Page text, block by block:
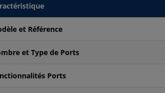
et Référence
et Type de Ports
Ports